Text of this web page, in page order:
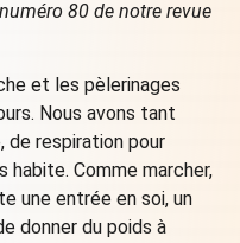
80 de notre revue
et les pèlerinages
Nous avons tant
de respiration pour
habite. Comme marcher,
une entrée en soi, un
donner du poids à